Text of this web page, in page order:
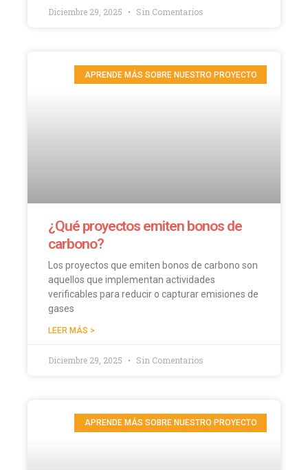
Diciembre 29, 2025 Sin Comentarios
APRENDE MÁS SOBRE NUESTRO PROYECTO
¿Qué proyectos emiten bonos de
carbono?
Los proyectos que emiten bonos de carbono son
aquellos que implementan actividades
verificables para reducir o capturar emisiones de
gases
LEER MÁS >
Diciembre 29, 2025 Sin Comentarios
APRENDE MÁS SOBRE NUESTRO PROYECTO